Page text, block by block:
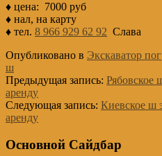
♦ цена: 7000 руб
♦ нал, на карту
♦ тел. 8 966 929 62 92 Слава
Опубликовано в Экскаватор
ш
Предыдущая запись: Рябовское
аренду
Следующая запись: Киевское ш
аренду
Основной Сайдбар